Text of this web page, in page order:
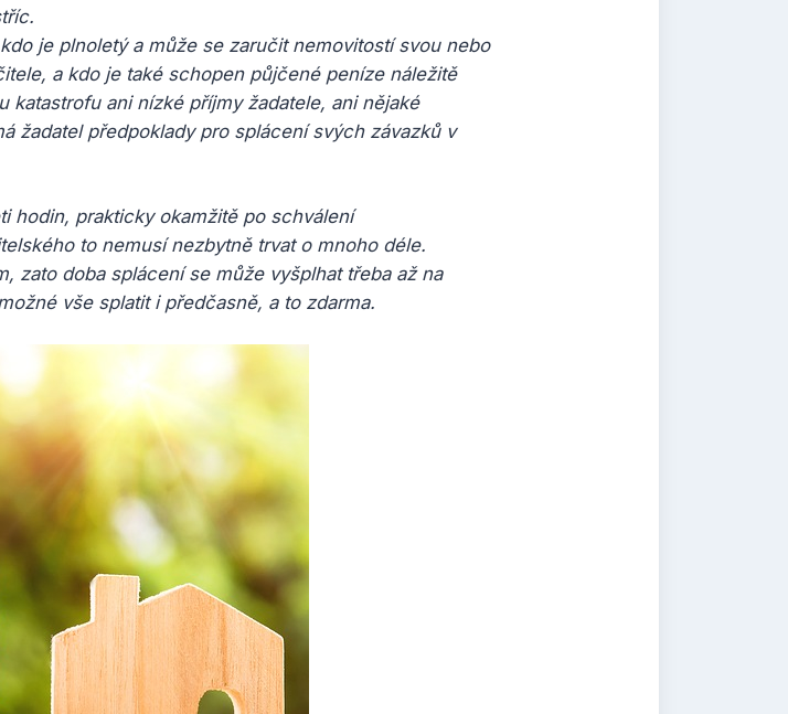
je plnoletý a může se zaručit nemovitostí svou nebo
a kdo je také schopen půjčené peníze náležitě
ani nízké příjmy žadatele, ani nějaké
žadatel předpoklady pro splácení svých závazků v
hodin, prakticky okamžitě po schválení
to nemusí nezbytně trvat o mnoho déle.
zato doba splácení se může vyšplhat třeba až na
vše splatit i předčasně, a to zdarma.